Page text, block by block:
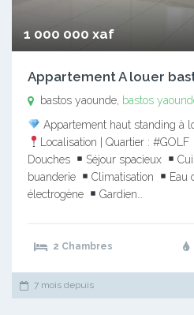
1 000 000 xaf
Appartement A louer
bastos yaounde, bastos
Appartement haut standing à
Localisation | Quartier : #GOLF
Douches
Séjour spacieux
buanderie
Climatisation Eau
électrogène
Gardien…
2 Chambres
7 mois depuis